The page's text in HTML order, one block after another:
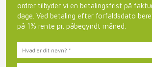
ordrer tilbyder vi en betalingsfrist på
dage. Ved betaling efter forfaldsdato
på 1% rente pr. påbegyndt måned.